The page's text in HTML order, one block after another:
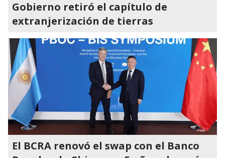
Gobierno retiró el capítulo de
extranjerización de tierras
El BCRA renovó el swap con el Banco